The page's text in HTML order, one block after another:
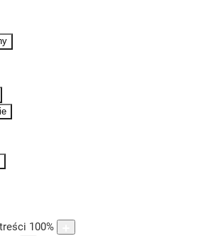
100%